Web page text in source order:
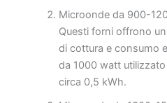
Microonde da 900-
Questi forni offrono
di cottura e consumo
da 1000 watt
circa 0,5 kWh.